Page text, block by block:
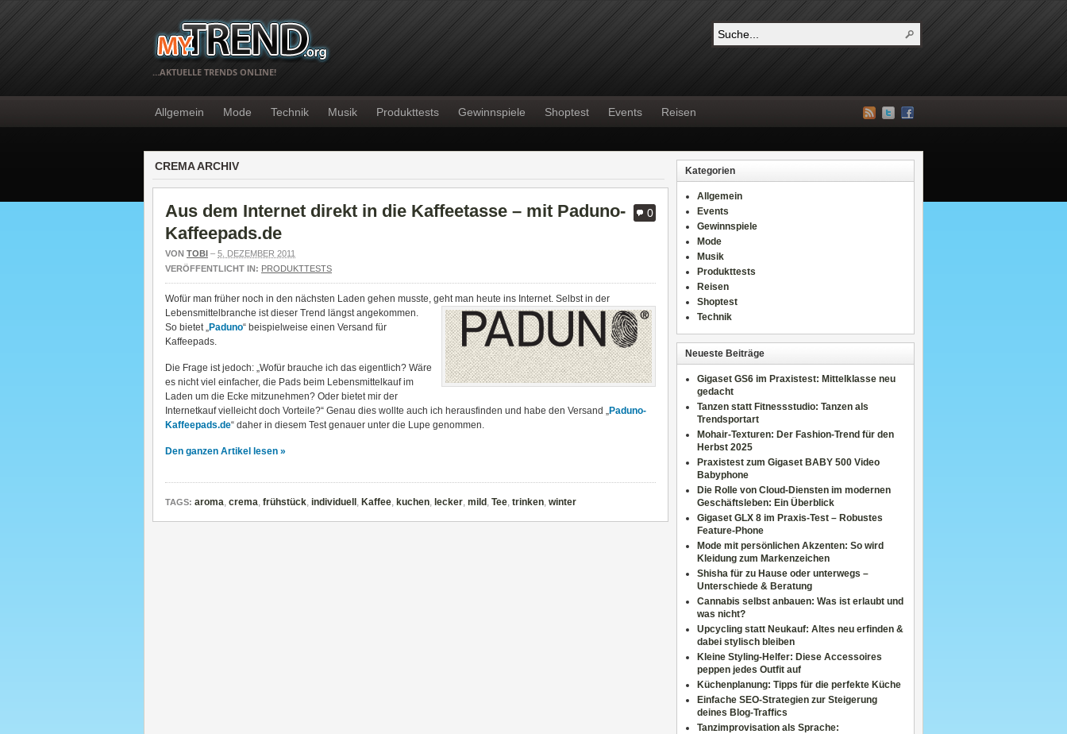
…AKTUELLE TRENDS ONLINE!
Allgemein Mode Technik Musik Produkttests Gewinnspiele Shoptest Events Reisen
CREMA ARCHIV
0
Aus dem Internet direkt in die Kaffeetasse – mit Paduno-
Kaffeepads.de
VON TOBI – 5. DEZEMBER 2011
VERÖFFENTLICHT IN: PRODUKTTESTS
Wofür man früher noch in den nächsten Laden gehen musste, geht man heute ins Internet. Selbst in der
Lebensmittelbranche ist dieser Trend längst angekommen.
So bietet „Paduno“ beispielweise einen Versand für
Kaffeepads.
Die Frage ist jedoch: „Wofür brauche ich das eigentlich? Wäre
es nicht viel einfacher, die Pads beim Lebensmittelkauf im
Laden um die Ecke mitzunehmen? Oder bietet mir der
Internetkauf vielleicht doch Vorteile?“ Genau dies wollte auch ich herausfinden und habe den Versand „Paduno-
Kaffeepads.de“ daher in diesem Test genauer unter die Lupe genommen.
Den ganzen Artikel lesen »
TAGS: aroma, crema, frühstück, individuell , Kaffee, kuchen, lecker, mild , Tee, trinken, winter
Kategorien
Allgemein
Events
Gewinnspiele
Mode
Musik
Produkttests
Reisen
Shoptest
Technik
Neueste Beiträge
Gigaset GS6 im Praxistest: Mittelklasse neu
gedacht
Tanzen statt Fitnessstudio: Tanzen als
Trendsportart
Mohair-Texturen: Der Fashion-Trend für den
Herbst 2025
Praxistest zum Gigaset BABY 500 Video
Babyphone
Die Rolle von Cloud-Diensten im modernen
Geschäftsleben: Ein Überblick
Gigaset GLX 8 im Praxis-Test – Robustes
Feature-Phone
Mode mit persönlichen Akzenten: So wird
Kleidung zum Markenzeichen
Shisha für zu Hause oder unterwegs –
Unterschiede & Beratung
Cannabis selbst anbauen: Was ist erlaubt und
was nicht?
Upcycling statt Neukauf: Altes neu erfinden &
dabei stylisch bleiben
Kleine Styling-Helfer: Diese Accessoires
peppen jedes Outfit auf
Küchenplanung: Tipps für die perfekte Küche
Einfache SEO-Strategien zur Steigerung
deines Blog-Traffics
Tanzimprovisation als Sprache: